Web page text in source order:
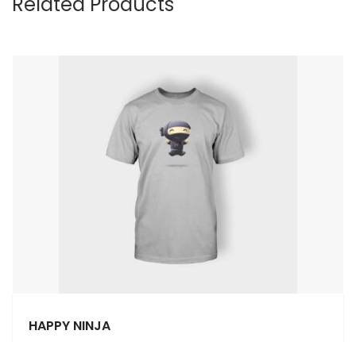
HAPPY NINJA